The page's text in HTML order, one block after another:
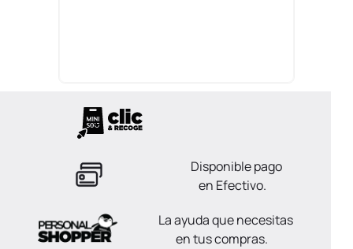
Disponible pago
en Efectivo.
La ayuda que necesitas
en tus compras.